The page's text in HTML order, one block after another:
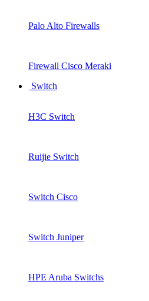
Palo Alto Firewalls
Firewall Cisco Meraki
Switch
H3C Switch
Ruijie Switch
Switch Cisco
Switch Juniper
HPE Aruba Switchs